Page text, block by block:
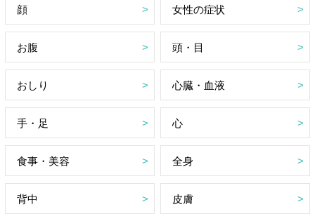
顔 女性の症状
お腹 頭・目
おしり 心臓・血液
手・足 心
食事・美容 全身
背中 皮膚